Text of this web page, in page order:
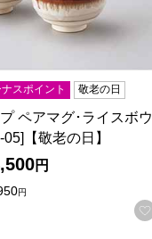
登録する
スポイント 敬老の日
ペアマグ･ライスボウ
05]【敬老の日】
円
円